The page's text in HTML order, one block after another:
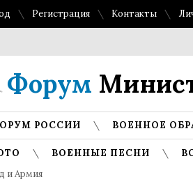
Регистрация Контакты
Форум
РОССИИ ВОЕННОЕ
ВОЕННЫЕ ПЕСНИ
и Армия